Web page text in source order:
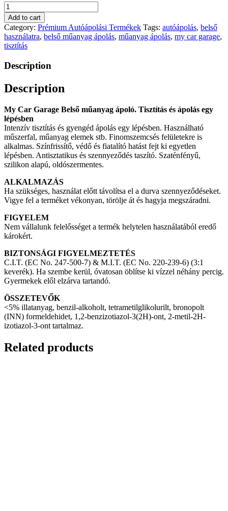
Belső
műanyag
ápoló
és
tisztító,
illatosított
quantity
Add to cart
Category: Prémium Autóápolási Termékek Tags: autóápolás, belső
használatra, belső műanyag ápolás, műanyag ápolás, my car garage,
tisztítás
Description
Description
My Car Garage Belső műanyag ápoló. Tisztítás és ápolás egy
lépésben
Intenzív tisztítás és gyengéd ápolás egy lépésben. Használható
műszerfal, műanyag elemek stb. Finomszemcsés felületekre is
alkalmas. Színfrissítő, védő és fiatalító hatást fejt ki egyetlen
lépésben. Antisztatikus és szennyeződés taszító. Szaténfényű,
szilikon alapú, oldószermentes.
ALKALMAZÁS
Ha szükséges, használat előtt távolítsa el a durva szennyeződéseket.
Vigye fel a terméket vékonyan, törölje át és hagyja megszáradni.
FIGYELEM
Nem vállalunk felelősséget a termék helytelen használatából eredő
károkért.
BIZTONSÁGI FIGYELMEZTETÉS
C.I.T. (EC No. 247-500-7) & M.I.T. (EC No. 220-239-6) (3:1
keverék). Ha szembe kerül, óvatosan öblítse ki vízzel néhány percig.
Gyermekek elől elzárva tartandó.
ÖSSZETEVŐK
<5% illatanyag, benzil-alkoholt, tetrametilglikolurilt, bronopolt
(INN) formeldehidet, 1,2-benzizotiazol-3(2H)-ont, 2-metil-2H-
izotiazol-3-ont tartalmaz.
Related products